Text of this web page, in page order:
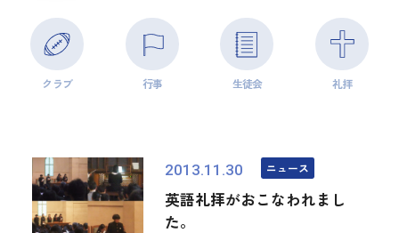
クラブ 行事 生徒会 礼拝
2013.11.30 ニュース
英語礼拝がおこなわれまし
た。